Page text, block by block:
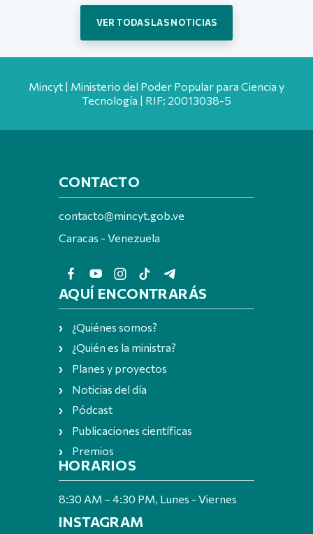
VER TODAS LAS NOTICIAS
Mincyt | Ministerio del Poder Popular para Ciencia y
Tecnología | RIF: 20013038-5
CONTACTO
contacto@mincyt.gob.ve
Caracas - Venezuela
AQUÍ ENCONTRARÁS
¿Quiénes somos?
¿Quién es la ministra?
Planes y proyectos
Noticias del día
Pódcast
Publicaciones científicas
Premios
HORARIOS
8:30 AM – 4:30 PM, Lunes - Viernes
INSTAGRAM